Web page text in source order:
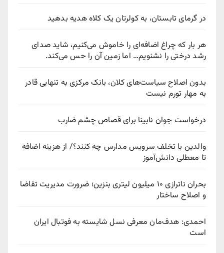
در گرمای تابستان، به کولرتان یک کلاه هدیه بدهید
هر بار که چراغ اضافه‌ای را خاموش می‌کنیم، شاید صدای
رشد درختی را نشنویم… اما زمین آن را حس می‌کند.
بدون اصلاح سیاست‌های کلان، بانک مرکزی به تنهایی قادر
به مهار تورم نیست
درخواست جوان نابینا برای قصاص چشم ضارب
والدین با تخلف سرویس مدارس چه کنند؟/ از هزینه اضافه
تا معطلی دانش‌آموز
بحران ناترازی ۱۰ میلیون لیتری بنزین؛ ضرورت مدیریت تقاضا
و اصلاح ساختار
احمدی: هدف‌مان معرفی نسل شایسته به فوتبال ایران
است